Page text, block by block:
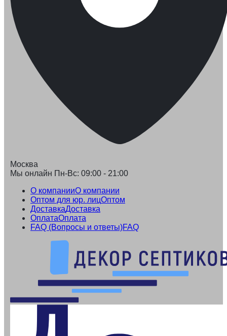
Москва
Мы онлайн Пн-Вс: 09:00 - 21:00
О компанииО компании
Оптом для юр. лицОптом
ДоставкаДоставка
ОплатаОплата
FAQ (Вопросы и ответы)FAQ